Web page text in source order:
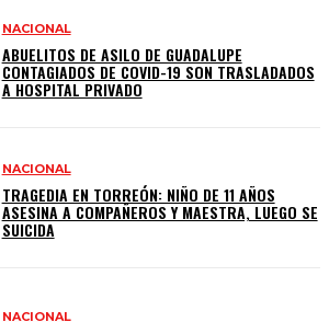
NACIONAL
ABUELITOS DE ASILO DE GUADALUPE
CONTAGIADOS DE COVID-19 SON TRASLADADOS
A HOSPITAL PRIVADO
NACIONAL
TRAGEDIA EN TORREÓN: NIÑO DE 11 AÑOS
ASESINA A COMPAÑEROS Y MAESTRA, LUEGO SE
SUICIDA
NACIONAL